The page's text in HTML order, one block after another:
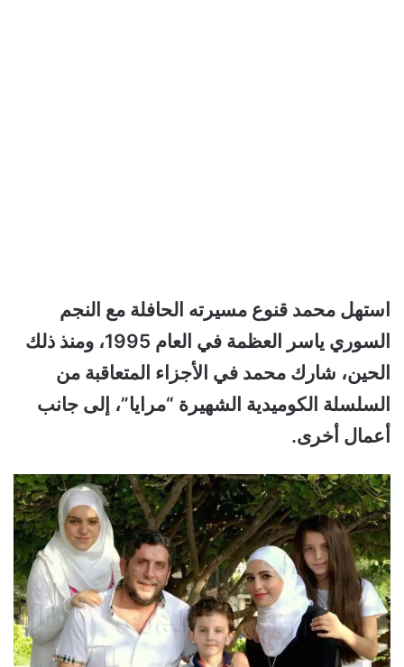
استهل محمد قنوع مسيرته الحافلة مع النجم
السوري ياسر العظمة في العام 1995، ومنذ ذلك
الحين، شارك محمد في الأجزاء المتعاقبة من
السلسلة الكوميدية الشهيرة “مرايا”، إلى جانب
أعمال أخرى.